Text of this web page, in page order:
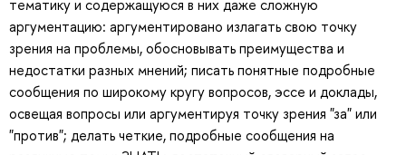
тематику и содержащуюся в них даже сложную
аргументацию: аргументировано излагать свою точку
зрения на проблемы, обосновывать преимущества и
недостатки разных мнений; писать понятные подробные
сообщения по широкому кругу вопросов, эссе и доклады,
освещая вопросы или аргументируя точку зрения "за" или
"против"; делать четкие, подробные сообщения на